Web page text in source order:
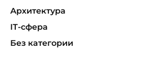
Архитектура
ІТ-сфера
Без категории